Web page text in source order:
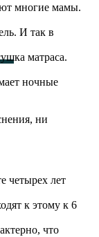
многие мамы.
И так в
матраса.
ночные
ни
четырех лет
к этому к 6
что